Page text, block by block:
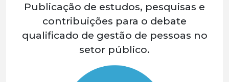
Publicação de estudos, pesquisas e
contribuições para o debate
qualificado de gestão de pessoas no
setor público.